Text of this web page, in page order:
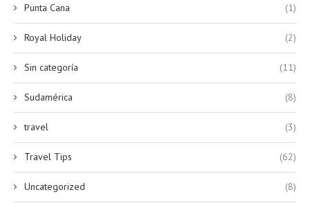
Punta Cana (1)
Royal Holiday (2)
Sin categoría (11)
Sudamérica (8)
travel (3)
Travel Tips (62)
Uncategorized (8)